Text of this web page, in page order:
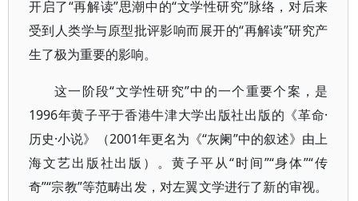
开启了“再解读”思潮中的“文学性研究”脉络，对后来
受到人类学与原型批评影响而展开的“再解读”研究产
生了极为重要的影响。
这一阶段“文学性研究”中的一个重要个案，是
1996年黄子平于香港牛津大学出版社出版的《革命·
历史·小说》（2001年更名为《“灰阑”中的叙述》由上
海文艺出版社出版）。黄子平从“时间”“身体”“传
奇”“宗教”等范畴出发，对左翼文学进行了新的审视。